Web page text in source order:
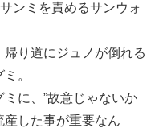
ンミを責めるサンウォ
り道にジュノが倒れる
。
に、”故意じゃないか
産した事が重要なん